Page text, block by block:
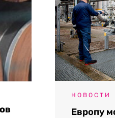
НОВОСТИ
Европу